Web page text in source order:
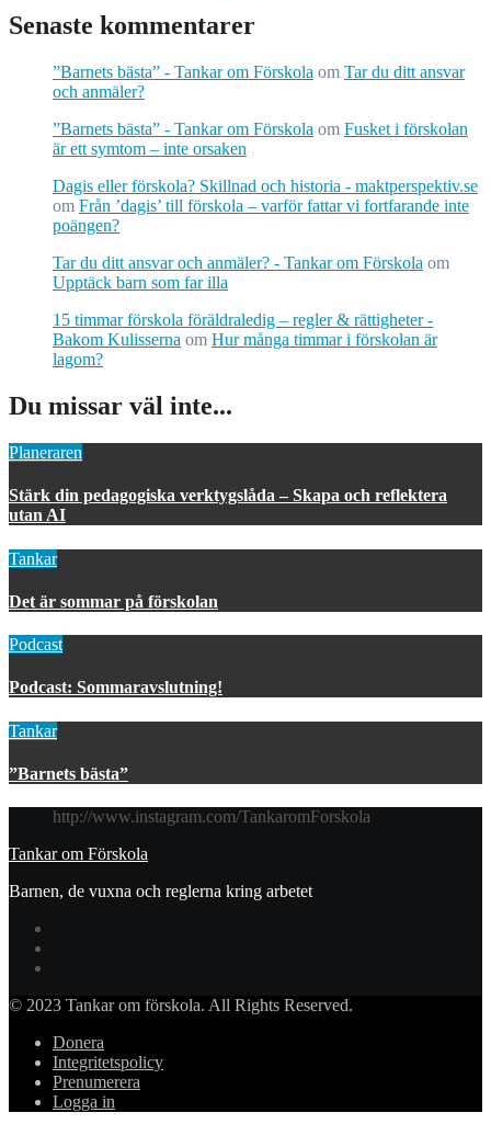
Senaste kommentarer
”Barnets bästa” - Tankar om Förskola om Tar du ditt ansvar
och anmäler?
”Barnets bästa” - Tankar om Förskola om Fusket i förskolan
är ett symtom – inte orsaken
Dagis eller förskola? Skillnad och historia - maktperspektiv.se
om Från ’dagis’ till förskola – varför fattar vi fortfarande inte
poängen?
Tar du ditt ansvar och anmäler? - Tankar om Förskola om
Upptäck barn som far illa
15 timmar förskola föräldraledig – regler & rättigheter -
Bakom Kulisserna om Hur många timmar i förskolan är
lagom?
Du missar väl inte...
Planeraren
Stärk din pedagogiska verktygslåda – Skapa och reflektera
utan AI
Tankar
Det är sommar på förskolan
Podcast
Podcast: Sommaravslutning!
Tankar
”Barnets bästa”
http://www.instagram.com/TankaromForskola
Tankar om Förskola
Barnen, de vuxna och reglerna kring arbetet
© 2023 Tankar om förskola. All Rights Reserved.
Donera
Integritetspolicy
Prenumerera
Logga in